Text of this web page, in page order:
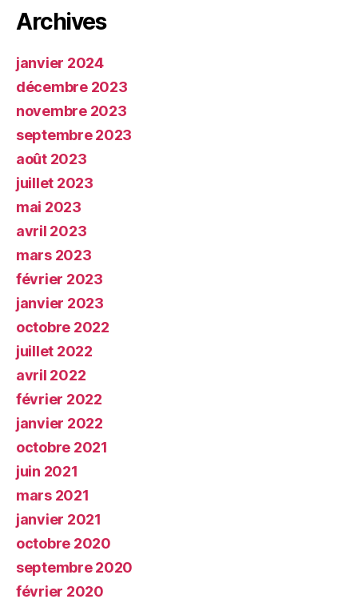
Archives
janvier 2024
décembre 2023
novembre 2023
septembre 2023
août 2023
juillet 2023
mai 2023
avril 2023
mars 2023
février 2023
janvier 2023
octobre 2022
juillet 2022
avril 2022
février 2022
janvier 2022
octobre 2021
juin 2021
mars 2021
janvier 2021
octobre 2020
septembre 2020
février 2020